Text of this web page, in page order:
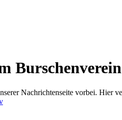
Nachrichtenseite vorbei. Hier